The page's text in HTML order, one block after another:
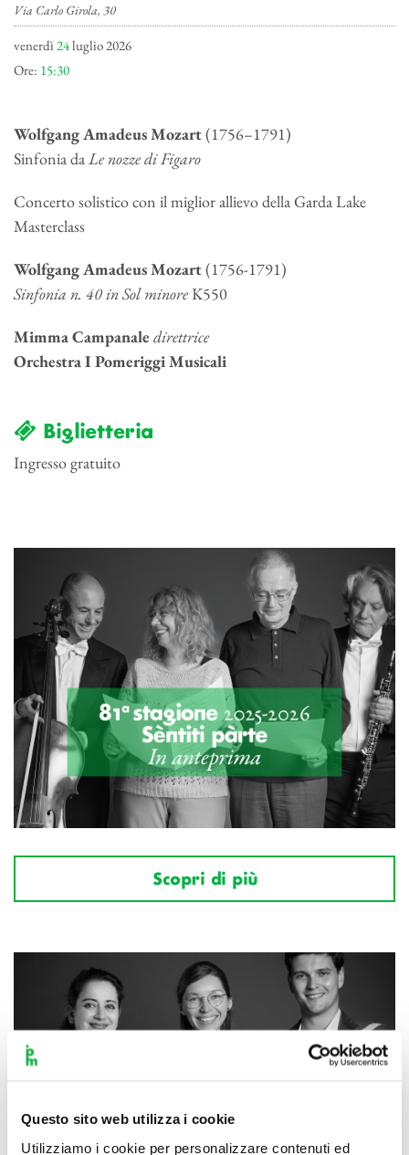
Questo sito web utilizza i cookie
Utilizziamo i cookie per personalizzare contenuti ed
Via Carlo Girola, 30
venerdì 24luglio 2026
Ore: 15:30
Wolfgang Amadeus Mozart(1756–1791)
Sinfonia daLe nozze di Figaro
Concerto solistico con il miglior allievo della Garda Lake
Masterclass
Wolfgang Amadeus Mozart(1756-1791)
Sinfonia n. 40 in Sol minoreK550
Mimma Campanale direttrice
Orchestra I Pomeriggi Musicali
Biglietteria
Ingresso gratuito
Scopri di più